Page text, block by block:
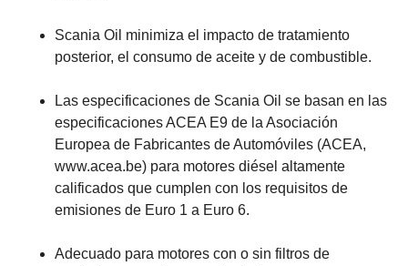
Scania Oil minimiza el impacto de tratamiento
posterior, el consumo de aceite y de combustible.
Las especificaciones de Scania Oil se basan en las
especificaciones ACEA E9 de la Asociación
Europea de Fabricantes de Automóviles (ACEA,
www.acea.be) para motores diésel altamente
calificados que cumplen con los requisitos de
emisiones de Euro 1 a Euro 6.
Adecuado para motores con o sin filtros de